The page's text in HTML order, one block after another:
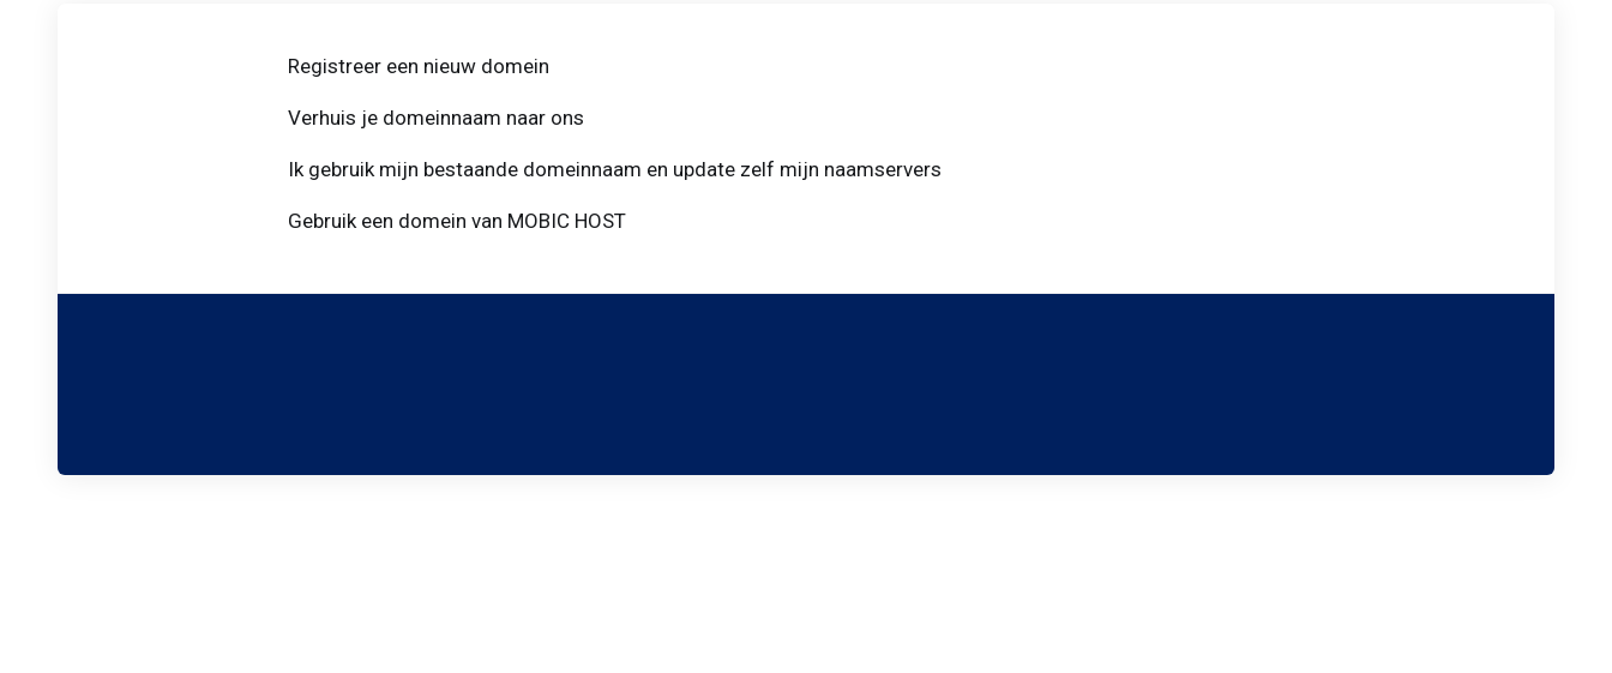
Registreer een nieuw domein
Verhuis je domeinnaam naar ons
Ik gebruik mijn bestaande domeinnaam en update zelf mijn naamservers
Gebruik een domein van MOBIC HOST